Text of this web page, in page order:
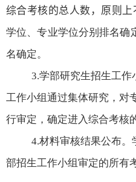
综合考核的总人数 ，原则
学位、专业学位分别排名确
名确定。
3.学部研究生招生工作
工作小组通过集体研究，对
行审定，确定进入综合考核
4.材料审核结果公布。
部招生工作小组审定的所有